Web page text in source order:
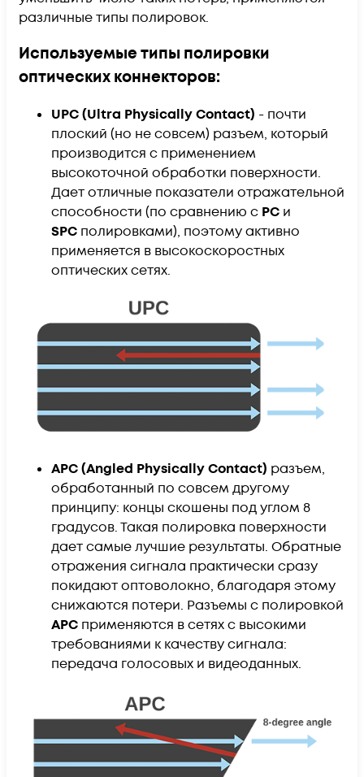
различные типы полировок.
Используемые типы полировки
оптических коннекторов:
UPC (Ultra Physically Contact) - почти
плоский (но не совсем) разъем, который
производится с применением
высокоточной обработки поверхности.
Дает отличные показатели отражательной
способности (по сравнению с PC и
SPC полировками), поэтому активно
применяется в высокоскоростных
оптических сетях.
APC (Angled Physically Contact) разъем,
обработанный по совсем другому
принципу: концы скошены под углом 8
градусов. Такая полировка поверхности
дает самые лучшие результаты. Обратные
отражения сигнала практически сразу
покидают оптоволокно, благодаря этому
снижаются потери. Разъемы с полировкой
APC применяются в сетях с высокими
требованиями к качеству сигнала:
передача голосовых и видеоданных.